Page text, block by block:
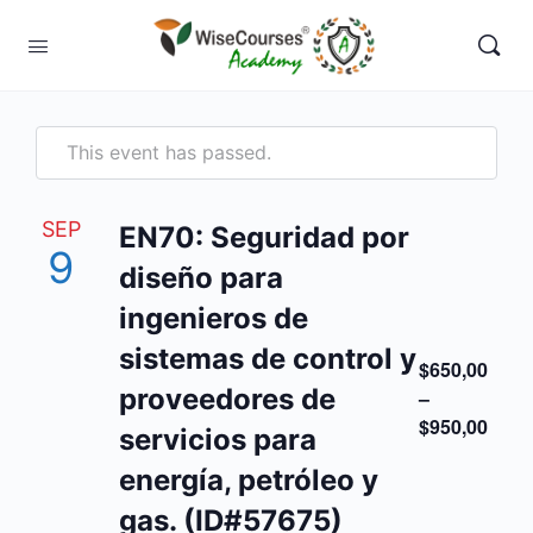
This event has passed.
SEP
9
EN70: Seguridad por
diseño para
ingenieros de
sistemas de control y
proveedores de
servicios para
energía, petróleo y
gas. (ID#57675)
$650,00
–
$950,00